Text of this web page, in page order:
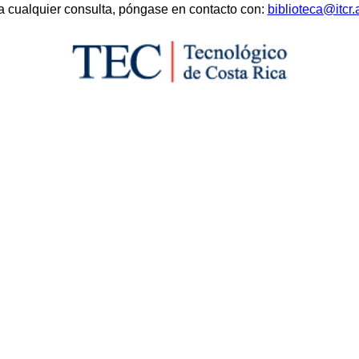
cualquier consulta, póngase en contacto con: